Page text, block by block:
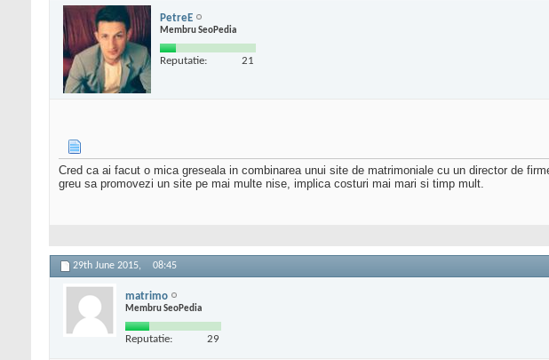
PetreE
Membru SeoPedia
Reputatie: 21
Cred ca ai facut o mica greseala in combinarea unui site de matrimoniale cu un director de
greu sa promovezi un site pe mai multe nise, implica costuri mai mari si timp mult.
29th June 2015, 08:45
matrimo
Membru SeoPedia
Reputatie: 29